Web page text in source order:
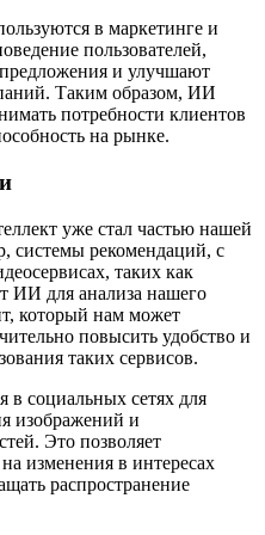
в маркетинге и
пользователей,
и улучшают
Таким образом, ИИ
потребности клиентов
на рынке.
уже стал частью нашей
системы рекомендаций, с
таких как
ИИ для анализа нашего
который нам может
повысить удобство и
таких сервисов.
в социальных сетях для
изображений и
Это позволяет
изменения в интересах
распространение